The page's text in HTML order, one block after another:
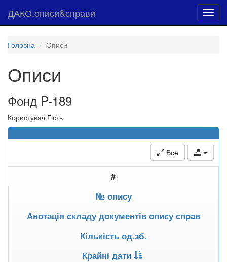
ДАКО.описи&справи
Головна Описи
Описи
Фонд P-189
Користувач Гість
Все
#
№ опису
Анотація складу документів опису справ
Кількість од.зб.
Крайні дати